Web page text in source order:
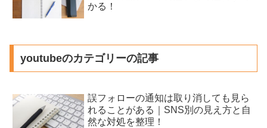
かる！
youtubeのカテゴリーの記事
誤フォローの通知は取り消しても見ら
れることがある｜SNS別の見え方と自
然な対処を整理！